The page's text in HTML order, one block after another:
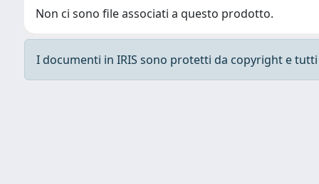
Non ci sono file associati a questo prodotto.
I documenti in IRIS sono protetti da copyright e